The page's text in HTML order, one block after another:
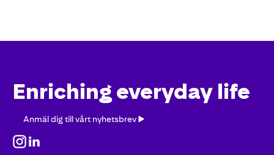
Enriching everyday life
dig
till
vårt
Anmäl dig till vårt nyhetsbrev